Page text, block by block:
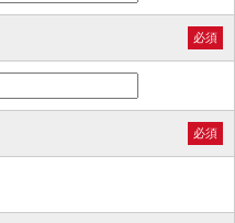
必須
必須